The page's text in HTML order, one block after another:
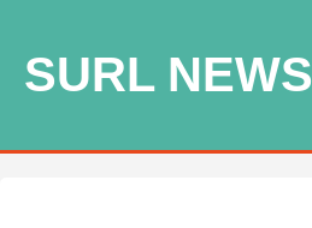
SURL NEWS